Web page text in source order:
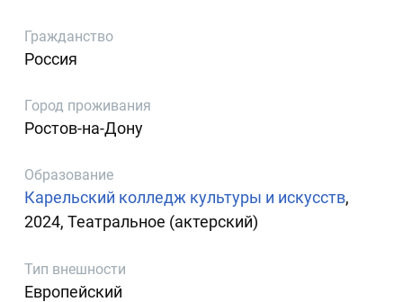
Гражданство
Россия
Город проживания
Ростов-на-Дону
Образование
Карельский колледж культуры и искусств,
2024, Театральное (актерский)
Тип внешности
Европейский